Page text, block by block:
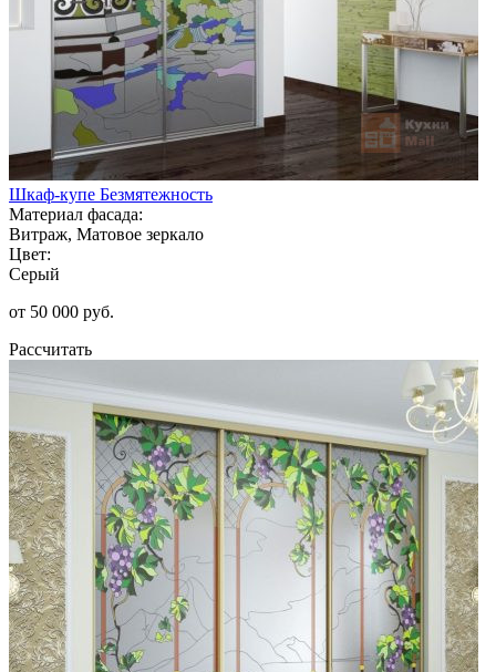
Шкаф-купе Безмятежность
Материал фасада:
Витраж, Матовое зеркало
Цвет:
Серый
от 50 000 руб.
Рассчитать